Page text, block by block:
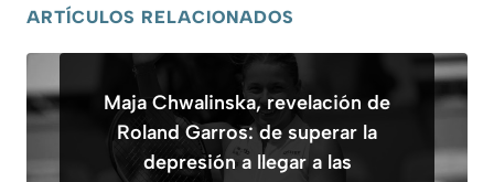
ARTÍCULOS RELACIONADOS
Maja Chwalinska, revelación de
Roland Garros: de superar la
depresión a llegar a las